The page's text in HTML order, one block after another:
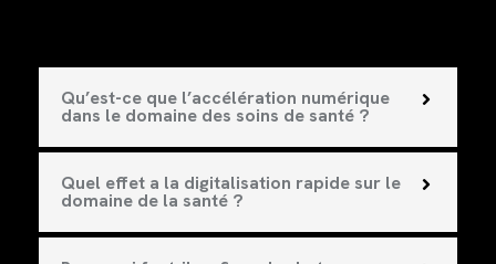
Qu’est-ce que l’accélération numérique
dans le domaine des soins de santé ?
Quel effet a la digitalisation rapide sur le
domaine de la santé ?